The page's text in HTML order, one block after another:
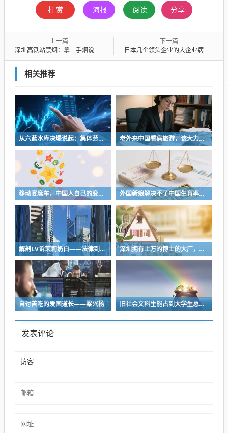
打赏 海报 阅读 分享
上一篇
深圳高铁站禁烟：拿二手烟说事，和德国绿党一个路子
下一篇
日本几个领头企业的大企业病也是很厉害的
相关推荐
从六蓝水库决堤说起：集体劳动如何建起了中国的水利命脉 老外来中国看病旅游，该大力欢迎吗？
移动宴席车，中国人自己的变形金刚 外国新娘解决不了中国生育率的问题
解剖LV诉茉莉奶白——法律到底是什么？ 深圳拥有上万的博士的大厂，最经典的表演就是，凌晨两三点给领导自动发邮件
自讨苦吃的爱国道长——梁兴扬 旧社会文科生能占到大学生总数的46％，理工科却不到17％
发表评论